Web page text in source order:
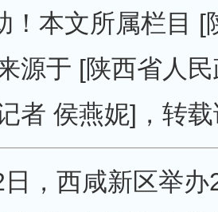
！本文所属栏目 [
源于 [陕西省人
者 侯燕妮]，转
西咸新区举办